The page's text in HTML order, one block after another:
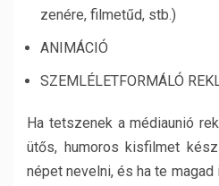
zenére, filmetűd, stb.)
ANIMÁCIÓ
SZEMLÉLETFORMÁLÓ
Ha tetszenek a médiaunió
ütős, humoros kisfilmet
népet nevelni, és ha te